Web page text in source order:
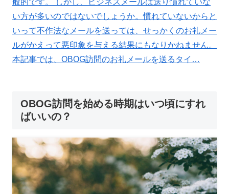
い方が多いのではないでしょうか。慣れていないからと
いって不作法なメールを送っては、せっかくのお礼メー
ルがかえって悪印象を与える結果にもなりかねません。
本記事では、OBOG訪問のお礼メールを送るタイ…
OBOG訪問を始める時期はいつ頃にすれ
ばいいの？